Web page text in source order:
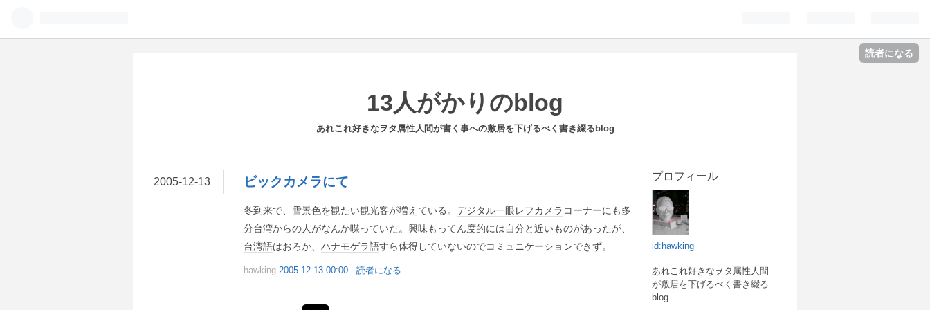
読者になる
13人がかりのblog
あれこれ好きなヲタ属性人間が書く事への敷居を下げるべく書き綴るblog
2005-12-13 ビックカメラにて
冬到来で、雪景色を観たい観光客が増えている。 デジタル一眼レフカメラ コーナーにも多
分台湾からの人がなんか喋っていた。興味もってん度的には自分と近いものがあったが、
台湾語はおろか、 ハナモゲラ語すら体得していないのでコミュニケーションできず。
hawking 2005-12-13 00:00 読者になる
プロフィール
id:hawking
あれこれ好きなヲタ属性人間
が敷居を下げるべく書き綴る
blog